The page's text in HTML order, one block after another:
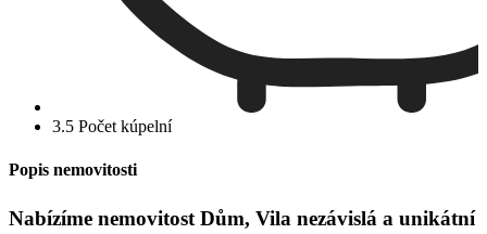
3.5 Počet kúpelní
Popis nemovitosti
Nabízíme nemovitost Dům, Vila nezávislá a unikátní